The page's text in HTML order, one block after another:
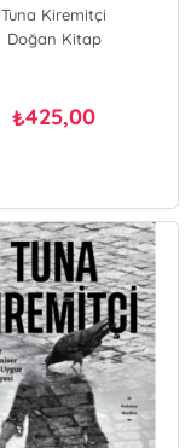
Tuna Kiremitçi
Doğan Kitap
₺425,00